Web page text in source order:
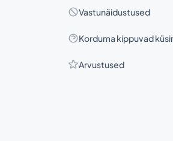
Vastunäidustused
Korduma kippuvad
Arvustused